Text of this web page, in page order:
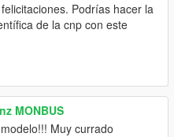
Podrías hacer la
de la cnp con este
MONBUS
Muy currado